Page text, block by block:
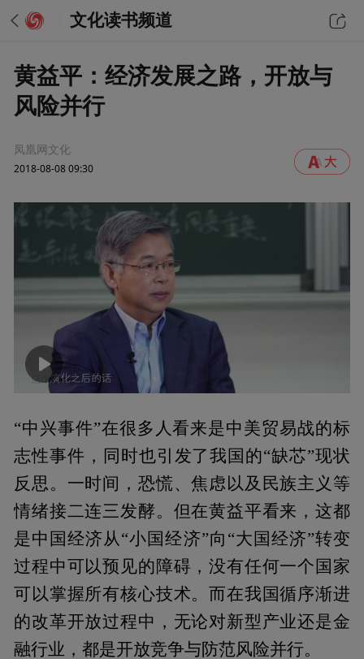
文化读书频道
黄益平：经济发展之路，开放与
风险并行
凤凰网文化
2018-08-08 09:30
00:00
“中兴事件”在很多人看来是中美贸易战的标
志性事件，同时也引发了我国的“缺芯”现状
反思。一时间，恐慌、焦虑以及民族主义等
情绪接二连三发酵。但在黄益平看来，这都
是中国经济从“小国经济”向“大国经济”转变
过程中可以预见的障碍，没有任何一个国家
可以掌握所有核心技术。而在我国循序渐进
的改革开放过程中，无论对新型产业还是金
融行业，都是开放竞争与防范风险并行。